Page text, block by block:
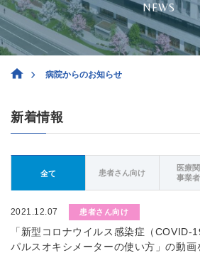
NEWS
病院からのお知らせ
新着情報
全て 患者さん向け
医療
事業
2021.12.07 患者さん向け
「新型コロナウイルス感染症（
パルスオキシメーターの使い方」の動